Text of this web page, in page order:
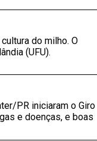
do milho. O
(UFU).
PR iniciaram o Giro
e doenças, e boas